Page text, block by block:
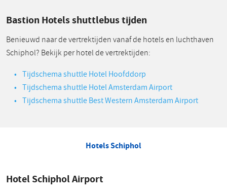
Bastion Hotels shuttlebus tijden
Benieuwd naar de vertrektijden vanaf de hotels en luchthaven
Schiphol? Bekijk per hotel de vertrektijden:
Tijdschema shuttle Hotel Hoofddorp
Tijdschema shuttle Hotel Amsterdam Airport
Tijdschema shuttle Best Western Amsterdam Airport
Hotels Schiphol
Hotel Schiphol Airport